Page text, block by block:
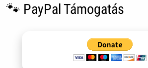
🐾 PayPal Támogatás